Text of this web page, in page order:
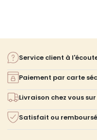
Service client à
Paiement par carte
Livraison chez vous sur
Satisfait ou remboursé